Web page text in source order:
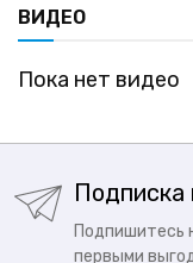
ВИДЕО
Пока нет видео
Подписка
Подпишитесь
первыми